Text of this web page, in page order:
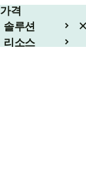
가격
솔루션
리소스